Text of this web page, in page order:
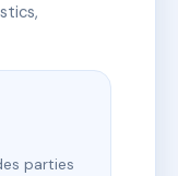
parties